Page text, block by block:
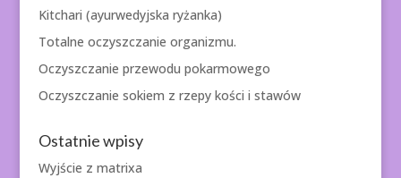
Kitchari (ayurwedyjska ryżanka)
Totalne oczyszczanie organizmu.
Oczyszczanie przewodu pokarmowego
Oczyszczanie sokiem z rzepy kości i stawów
Ostatnie wpisy
Wyjście z matrixa